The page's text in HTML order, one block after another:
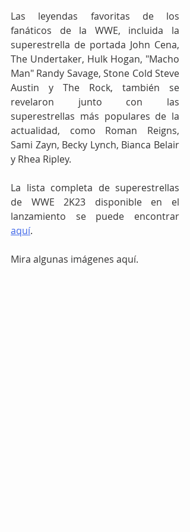
Las leyendas favoritas de los
fanáticos de la WWE, incluida la
superestrella de portada John Cena,
The Undertaker, Hulk Hogan, "Macho
Man" Randy Savage, Stone Cold Steve
Austin y The Rock, también se
revelaron junto con las
superestrellas más populares de la
actualidad, como Roman Reigns,
Sami Zayn, Becky Lynch, Bianca Belair
y Rhea Ripley.
La lista completa de superestrellas
de WWE 2K23 disponible en el
aquí.
Mira algunas imágenes aquí.